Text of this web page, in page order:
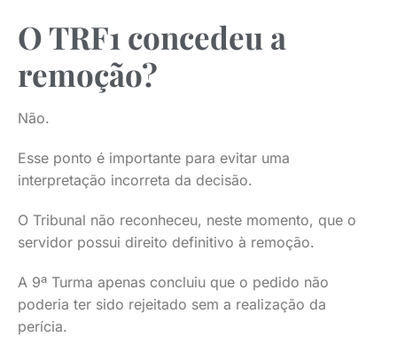
O TRF1 concedeu a
remoção?
Não.
Esse ponto é importante para evitar uma
interpretação incorreta da decisão.
O Tribunal não reconheceu, neste momento, que o
servidor possui direito definitivo à remoção.
A 9ª Turma apenas concluiu que o pedido não
poderia ter sido rejeitado sem a realização da
perícia.